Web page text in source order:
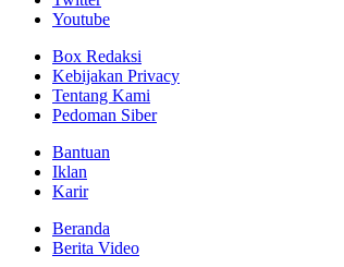
Youtube
Box Redaksi
Kebijakan Privacy
Tentang Kami
Pedoman Siber
Bantuan
Iklan
Karir
Beranda
Berita Video